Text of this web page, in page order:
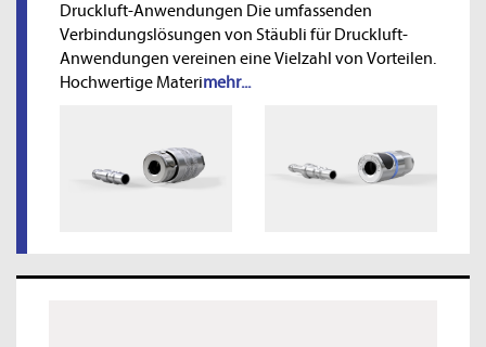
Druckluft-Anwendungen Die umfassenden
Verbindungslösungen von Stäubli für Druckluft-
Anwendungen vereinen eine Vielzahl von Vorteilen.
Hochwertige Materimehr...